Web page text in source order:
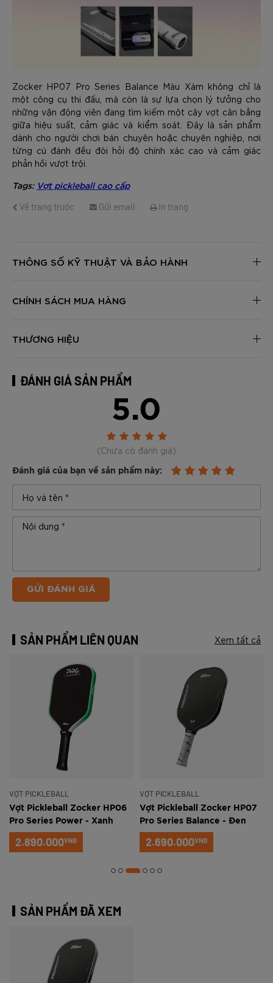
Zocker HP07 Pro Series Balance Màu Xám không chỉ là
một công cụ thi đấu, mà còn là sự lựa chọn lý tưởng cho
những vận động viên đang tìm kiếm một cây vợt cân bằng
giữa hiệu suất, cảm giác và kiểm soát. Đây là sản phẩm
dành cho người chơi bán chuyên hoặc chuyên nghiệp, nơi
từng cú đánh đều đòi hỏi độ chính xác cao và cảm giác
phản hồi vượt trội.
Tags: Vợt pickleball cao cấp
Về trang trước Gửi email In trang
THÔNG SỐ KỸ THUẬT VÀ BẢO HÀNH
CHÍNH SÁCH MUA HÀNG
THƯƠNG HIỆU
ĐÁNH GIÁ SẢN PHẨM
5.0
(Chưa có đánh giá)
Đánh giá của bạn về sản phẩm này:
GỬI ĐÁNH GIÁ
SẢN PHẨM LIÊN QUAN Xem tất cả
VỢT PICKLEBALL
Vợt Pickleball Zocker HP06
Pro Series Power - Xanh
ngọc
2.890.000VNĐ
VỢT PICKLEBALL
Vợt Pickleball Zocker HP07
Pro Series Balance - Đen
2.690.000VNĐ
SẢN PHẨM ĐÃ XEM